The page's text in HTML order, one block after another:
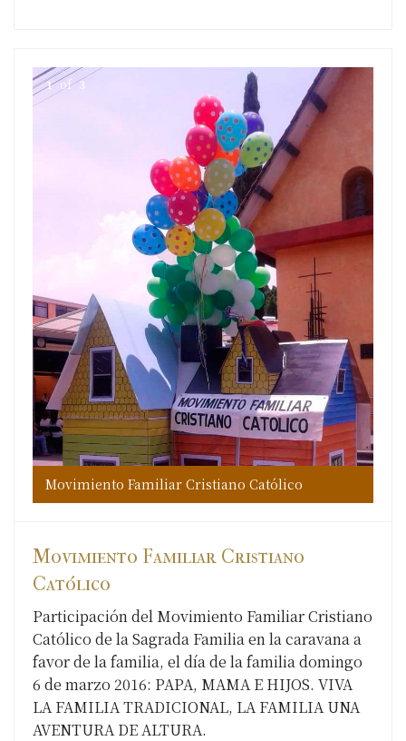
Movimiento Familiar Cristiano Católico
1 of 3
Movimiento Familiar Cristiano
Católico
Participación del Movimiento Familiar Cristiano
Católico de la Sagrada Familia en la caravana a
favor de la familia, el día de la familia domingo
6 de marzo 2016: PAPA, MAMA E HIJOS. VIVA
LA FAMILIA TRADICIONAL, LA FAMILIA UNA
AVENTURA DE ALTURA.